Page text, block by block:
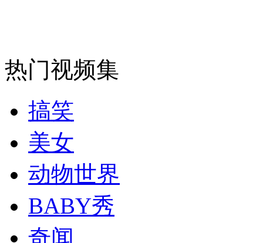
司机酒驾遇交警 急速倒车逃窜
热门视频集
搞笑
美女
动物世界
BABY秀
奇闻